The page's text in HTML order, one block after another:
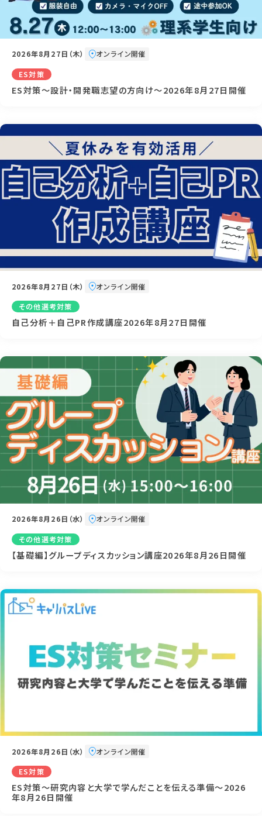
2026年8月27日（木） オンライン開催
ES対策
ES対策～設計・開発職志望の方向け～2026年8月27日開催
2026年8月27日（木） オンライン開催
その他選考対策
自己分析＋自己PR作成講座2026年8月27日開催
2026年8月26日（水） オンライン開催
その他選考対策
【基礎編】グループディスカッション講座2026年8月26日開催
2026年8月26日（水） オンライン開催
ES対策
ES対策～研究内容と大学で学んだことを伝える準備～2026
年8月26日開催